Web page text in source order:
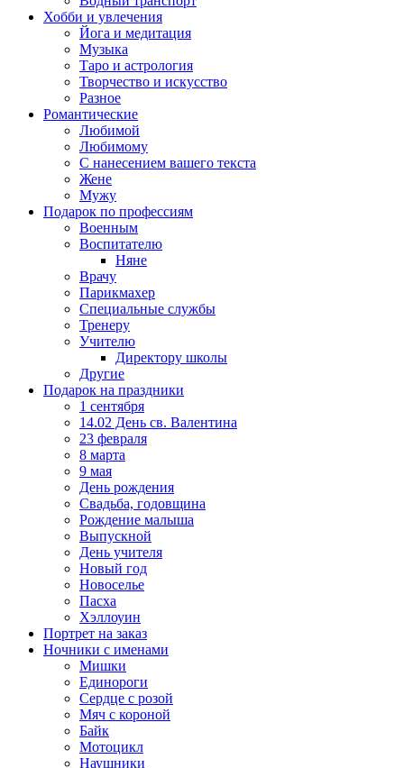
Хобби и увлечения
Йога и медитация
Музыка
Таро и астрология
Творчество и искусство
Разное
Романтические
Любимой
Любимому
С нанесением вашего текста
Жене
Мужу
Подарок по профессиям
Военным
Воспитателю
Няне
Врачу
Парикмахер
Специальные службы
Тренеру
Учителю
Директору школы
Другие
Подарок на праздники
1 сентября
14.02 День св. Валентина
23 февраля
8 марта
9 мая
День рождения
Свадьба, годовщина
Рождение малыша
Выпускной
День учителя
Новый год
Новоселье
Пасха
Хэллоуин
Портрет на заказ
Ночники с именами
Мишки
Единороги
Сердце с розой
Мяч с короной
Байк
Мотоцикл
Наушники